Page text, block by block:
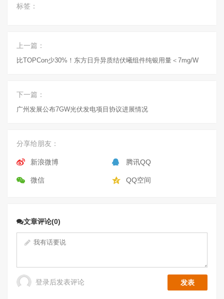
标签：
上一篇：
比TOPCon少30%！东方日升异质结伏曦组件纯银用量＜7mg/W
下一篇：
广州发展公布7GW光伏发电项目协议进展情况
分享给朋友：
新浪微博 腾讯QQ
微信 QQ空间
文章评论(0)
登录后发表评论